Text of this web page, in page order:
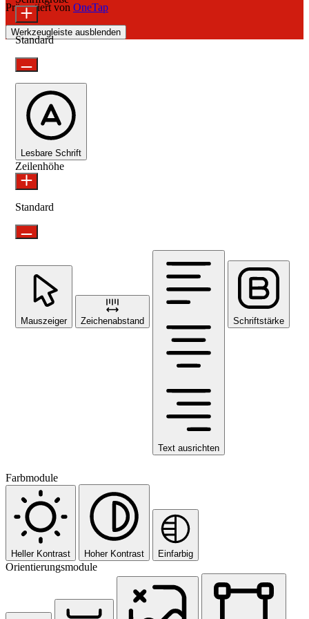
Präsentiert von OneTap
Werkzeugleiste ausblenden
Standard
Lesbare Schrift
Zeilenhöhe
Standard
Mauszeiger Zeichenabstand
Text ausrichten
Schriftstärke
Farbmodule
Heller Kontrast Hoher Kontrast Einfarbig
Orientierungsmodule